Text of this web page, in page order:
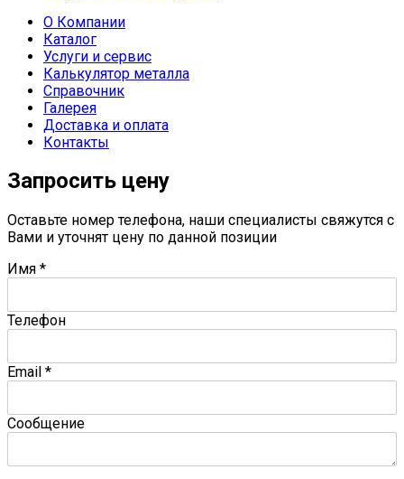
О Компании
Каталог
Услуги и сервис
Калькулятор металла
Справочник
Галерея
Доставка и оплата
Контакты
Запросить цену
Оставьте номер телефона, наши специалисты свяжутся с
Вами и уточнят цену по данной позиции
Имя *
Телефон
Email *
Сообщение